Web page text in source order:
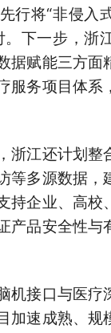
行将“非侵入
。下一步，浙
据赋能三方面
服务项目体系
浙江还计划整
等多源数据，
持企业、高校
产品安全性与
机接口与医疗
加速成熟、规